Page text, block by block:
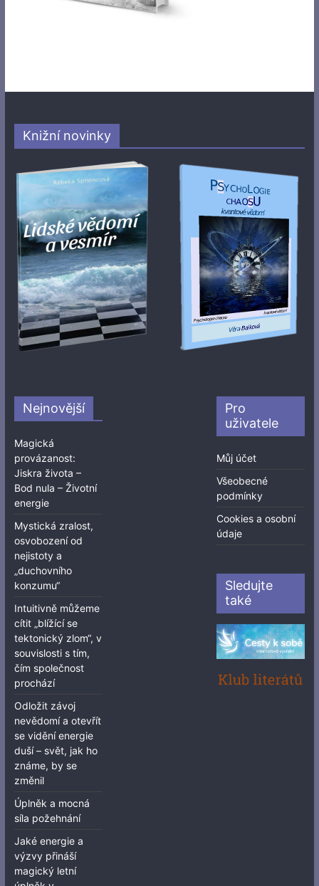
Knižní novinky
Nejnovější
Magická
provázanost:
Jiskra života –
Bod nula – Životní
energie
Mystická zralost,
osvobození od
nejistoty a
„duchovního
konzumu“
Intuitivně můžeme
cítit „blížící se
tektonický zlom“, v
souvislosti s tím,
čím společnost
prochází
Odložit závoj
nevědomí a otevřít
se vidění energie
duší – svět, jak ho
známe, by se
změnil
Úplněk a mocná
síla požehnání
Jaké energie a
výzvy přináší
magický letní
Pro
uživatele
Můj účet
Všeobecné
podmínky
Cookies a osobní
údaje
Sledujte
také